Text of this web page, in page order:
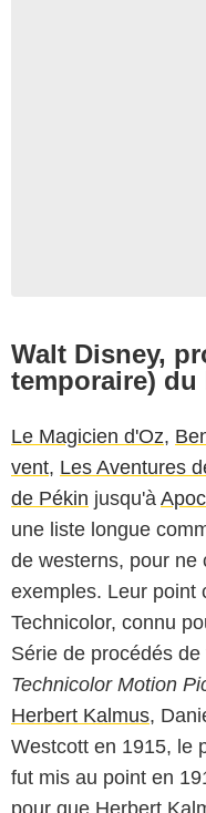
Walt Disney,
temporaire)
Le Magicien d'Oz,
vent, Les Aventures
de Pékin jusqu'à
une liste longue
de westerns, pour ne
exemples. Leur point
Technicolor, connu
Série de procédés
Technicolor Motion
Herbert Kalmus,
Westcott en 1915, le
fut mis au point en